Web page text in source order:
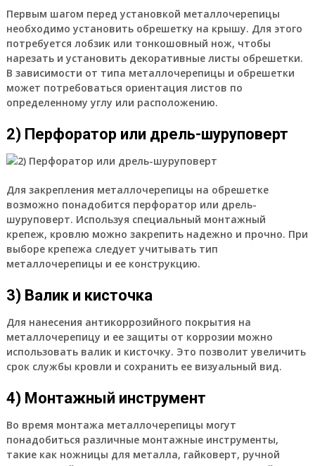
Первым шагом перед установкой металлочерепицы
необходимо установить обрешетку на крышу. Для этого
потребуется лобзик или тонкошовный нож, чтобы
нарезать и установить декоративные листы обрешетки.
В зависимости от типа металлочерепицы и обрешетки
может потребоваться ориентация листов по
определенному углу или расположению.
2) Перфоратор или дрель-шуруповерт
Для закрепления металлочерепицы на обрешетке
возможно понадобится перфоратор или дрель-
шуруповерт. Используя специальный монтажный
крепеж, кровлю можно закрепить надежно и прочно. При
выборе крепежа следует учитывать тип
металлочерепицы и ее конструкцию.
3) Валик и кисточка
Для нанесения антикоррозийного покрытия на
металлочерепицу и ее защиты от коррозии можно
использовать валик и кисточку. Это позволит увеличить
срок службы кровли и сохранить ее визуальный вид.
4) Монтажный инструмент
Во время монтажа металлочерепицы могут
понадобиться различные монтажные инструменты,
такие как ножницы для металла, гайковерт, ручной